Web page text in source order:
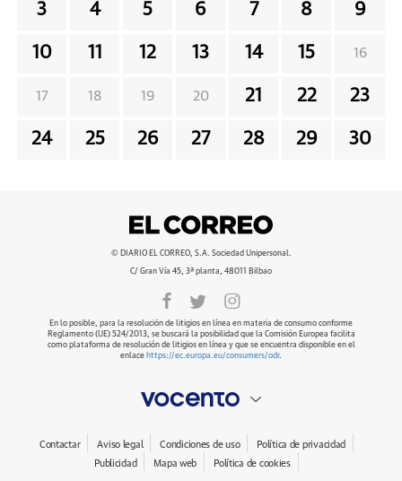
3 4 5 6 7 8 9
10 11 12 13 14 15 16
17 18 19 20 21 22 23
24 25 26 27 28 29 30
© DIARIO EL CORREO, S.A. Sociedad Unipersonal.
C/ Gran Vía 45, 3ª planta, 48011 Bilbao
En lo posible, para la resolución de litigios en línea en materia de consumo conforme
Reglamento (UE) 524/2013, se buscará la posibilidad que la Comisión Europea facilita
como plataforma de resolución de litigios en línea y que se encuentra disponible en el
enlace https://ec.europa.eu/consumers/odr.
Contactar Aviso legal Condiciones de uso
Política de privacidad
Publicidad
Mapa web Política de cookies